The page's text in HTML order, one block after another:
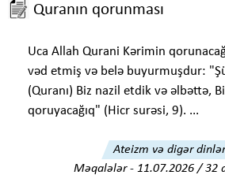
Quranın qorunması
Uca Allah Qurani Kərimin
vəd etmiş və belə buyurmuşdur:
(Quranı) Biz nazil etdik və əlbəttə,
qoruyacağıq" (Hicr surəsi, 9). ...
Ateizm və digər dinlər
Məqalələr- 11.07.2026 / 32